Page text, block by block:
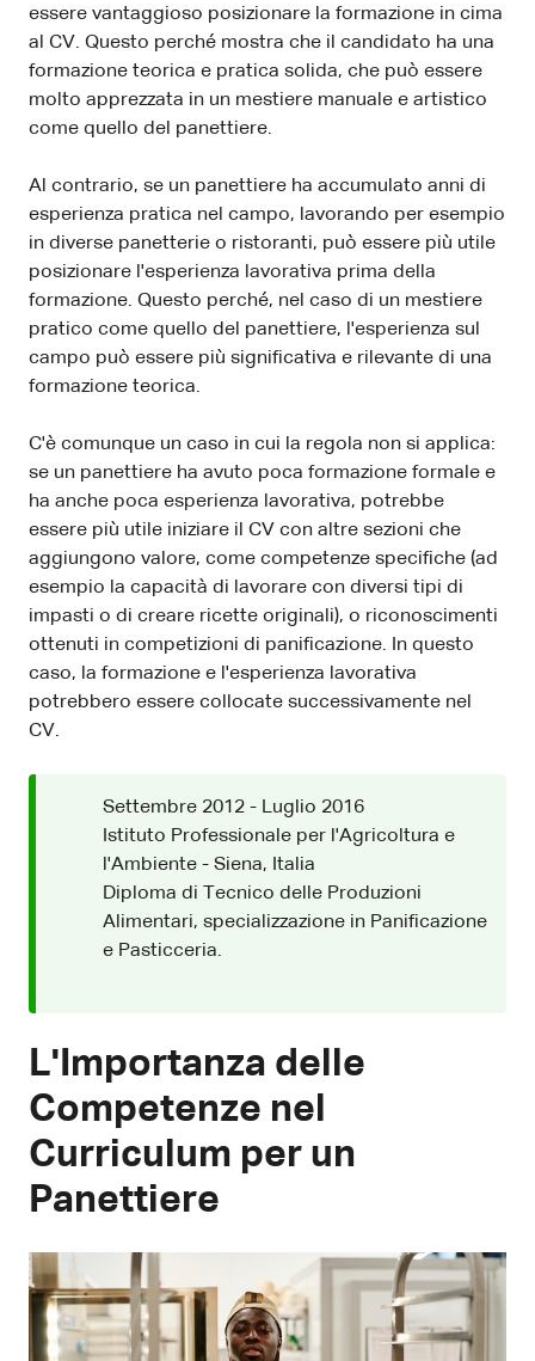
essere vantaggioso posizionare la formazione in cima
al CV. Questo perché mostra che il candidato ha una
formazione teorica e pratica solida, che può essere
molto apprezzata in un mestiere manuale e artistico
come quello del panettiere.
Al contrario, se un panettiere ha accumulato anni di
esperienza pratica nel campo, lavorando per esempio
in diverse panetterie o ristoranti, può essere più utile
posizionare l'esperienza lavorativa prima della
formazione. Questo perché, nel caso di un mestiere
pratico come quello del panettiere, l'esperienza sul
campo può essere più significativa e rilevante di una
formazione teorica.
C'è comunque un caso in cui la regola non si applica:
se un panettiere ha avuto poca formazione formale e
ha anche poca esperienza lavorativa, potrebbe
essere più utile iniziare il CV con altre sezioni che
aggiungono valore, come competenze specifiche (ad
esempio la capacità di lavorare con diversi tipi di
impasti o di creare ricette originali), o riconoscimenti
ottenuti in competizioni di panificazione. In questo
caso, la formazione e l'esperienza lavorativa
potrebbero essere collocate successivamente nel
CV.
Settembre 2012 - Luglio 2016
Istituto Professionale per l'Agricoltura e
l'Ambiente - Siena, Italia
Diploma di Tecnico delle Produzioni
Alimentari, specializzazione in Panificazione
e Pasticceria.
L'Importanza delle
Competenze nel
Curriculum per un
Panettiere